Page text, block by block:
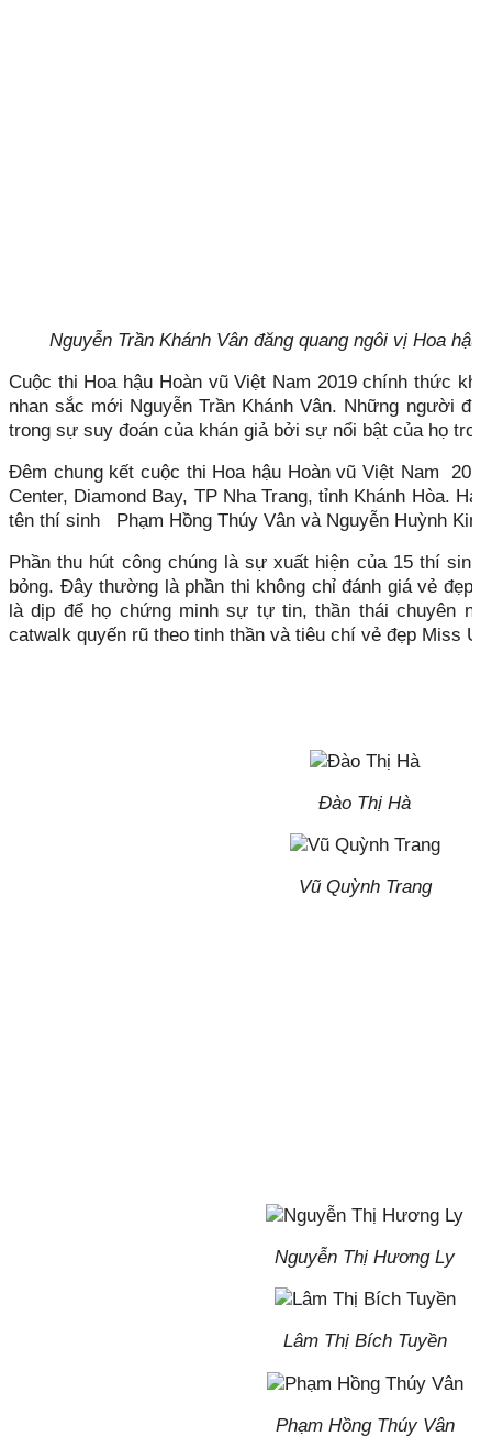
Nguyễn Trần Khánh Vân đăng quang ngôi vị Hoa hậu
Cuộc thi Hoa hậu Hoàn vũ Việt Nam 2019 chính thức
nhan sắc mới Nguyễn Trần Khánh Vân. Những người đi
trong sự suy đoán của khán giả bởi sự nổi bật của họ
Đêm chung kết cuộc thi Hoa hậu Hoàn vũ Việt Nam
Center, Diamond Bay, TP Nha Trang, tỉnh Khánh Hòa.
tên thí sinh Phạm Hồng Thúy Vân và Nguyễn Huỳnh
Phần thu hút công chúng là sự xuất hiện của 15 thí sinh
bỏng. Đây thường là phần thi không chỉ đánh giá vẻ đẹp
là dịp để họ chứng minh sự tự tin, thần thái chuyên
catwalk quyến rũ theo tinh thần và tiêu chí vẻ đẹp Miss
Đào Thị Hà
Vũ Quỳnh Trang
Nguyễn Thị Hương Ly
Lâm Thị Bích Tuyền
Phạm Hồng Thúy Vân